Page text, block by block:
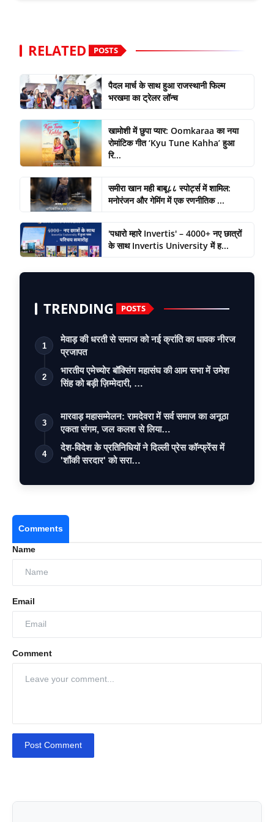
RELATED POSTS
पैदल मार्च के साथ हुआ राजस्थानी फिल्म
भरखमा का ट्रेलर लॉन्च
खामोशी में छुपा प्यार: Oomkaraa का नया
रोमांटिक गीत ‘Kyu Tune Kahha’ हुआ
रि...
समीरा खान मही बाबू८८ स्पोर्ट्स में शामिल:
मनोरंजन और गेमिंग में एक रणनीतिक ...
'पधारो म्हारे Invertis' – 4000+ नए छात्रों
के साथ Invertis University में ह...
TRENDING POSTS
1
मेवाड़ की धरती से समाज को नई क्रांति का धावक नीरज
प्रजापत
2
भारतीय एमेच्योर बॉक्सिंग महासंघ की आम सभा में उमेश
सिंह को बड़ी ज़िम्मेदारी, …
3
मारवाड़ महासम्मेलन: रामदेवरा में सर्व समाज का अनूठा
एकता संगम, जल कलश से लिया…
4
देश-विदेश के प्रतिनिधियों ने दिल्ली प्रेस कॉन्फ्रेंस में
'शौंकी सरदार' को सरा…
Comments
Name
Email
Comment
Post Comment